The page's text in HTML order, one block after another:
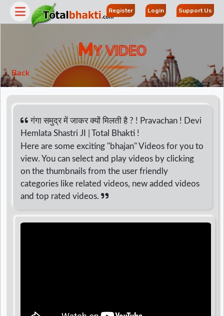
Register Login Support Us
MY VIDEO
Back
गंगा समुद्र में जाकर क्यों मिलती है ? ! Pravachan ! Devi
Hemlata Shastri JI | Total Bhakti !
Here are some exciting "bhajan" Videos for you to
view. You can select and play videos by clicking
on the thumbnails from the user friendly
categories like related videos, new added videos
and top rated videos.